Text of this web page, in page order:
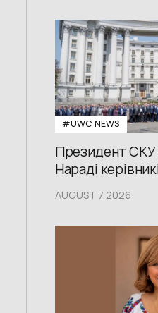
#UWС NEWS
Президент СКУ
Нараді
AUGUST 7,2026